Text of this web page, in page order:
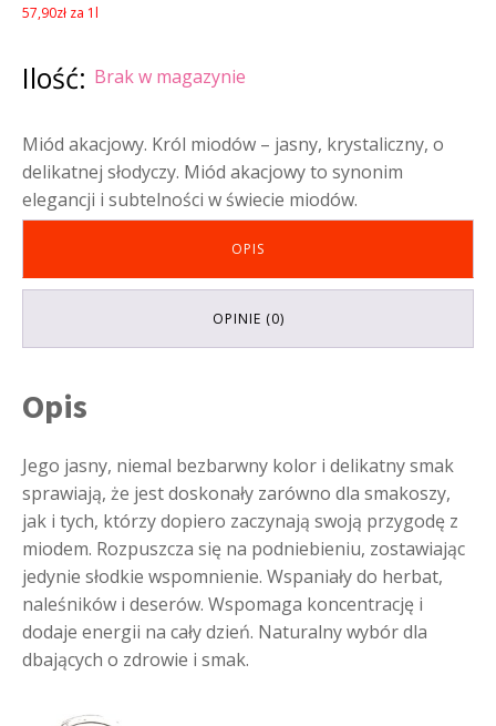
57,90zł za 1l
Ilość: Brak w magazynie
Miód akacjowy. Król miodów – jasny, krystaliczny, o
delikatnej słodyczy. Miód akacjowy to synonim
elegancji i subtelności w świecie miodów.
OPIS
OPINIE (0)
Opis
Jego jasny, niemal bezbarwny kolor i delikatny smak
sprawiają, że jest doskonały zarówno dla smakoszy,
jak i tych, którzy dopiero zaczynają swoją przygodę z
miodem. Rozpuszcza się na podniebieniu, zostawiając
jedynie słodkie wspomnienie. Wspaniały do herbat,
naleśników i deserów. Wspomaga koncentrację i
dodaje energii na cały dzień. Naturalny wybór dla
dbających o zdrowie i smak.